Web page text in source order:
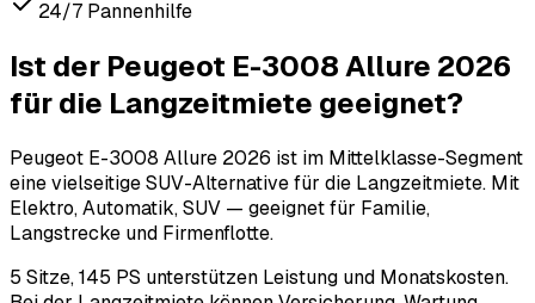
24/7 Pannenhilfe
Ist der Peugeot E-3008 Allure 2026
für die Langzeitmiete geeignet?
Peugeot E-3008 Allure 2026 ist im Mittelklasse-Segment
eine vielseitige SUV-Alternative für die Langzeitmiete. Mit
Elektro, Automatik, SUV — geeignet für Familie,
Langstrecke und Firmenflotte.
5 Sitze, 145 PS unterstützen Leistung und Monatskosten.